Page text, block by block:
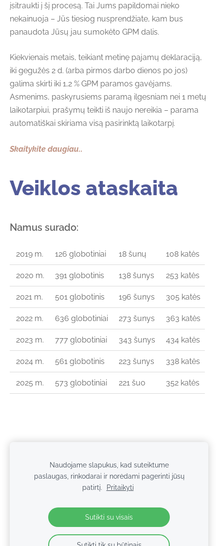
įsitraukti į šį procesą. Tai Jums papildomai nieko
nekainuoja – Jūs tiesiog nusprendžiate, kam bus
panaudota Jūsų jau sumokėto GPM dalis.
Kiekvienais metais, teikiant metinę pajamų deklaraciją,
iki gegužės 2 d. (arba pirmos darbo dienos po jos)
galima skirti iki 1,2 % GPM paramos gavėjams.
Asmenims, paskyrusiems paramą ilgesniam nei 1 metų
laikotarpiui, prašymų teikti iš naujo nereikia – parama
automatiškai skiriama visą pasirinktą laikotarpį.
Skaitykite daugiau..
Veiklos ataskaita
Namus surado:
2019 m. 126 globotiniai 18 šunų 108 katės
2020 m. 391 globotinis 138 šunys 253 katės
2021 m. 501 globotinis 196 šunys 305 katės
2022 m. 636 globotiniai 273 šunys 363 katės
2023 m. 777 globotiniai 343 šunys 434 katės
2024 m. 561 globotinis 223 šunys 338 katės
2025 m. 573 globotiniai 221 šuo 352 katės
Slapukai
© 2026 Keturkojo Viltis. Studentų g. 13, Alytus, Lietuva.
Naudojame slapukus, kad suteiktume
paslaugas, rinkodarai ir norėdami pagerinti jūsų
patirtį.
Pritaikyti
Sutikti su visais